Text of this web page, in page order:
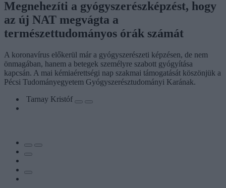
Megnehezíti a gyógyszerészképzést, hogy
az új NAT megvágta a
természettudományos órák számát
A koronavírus előkerül már a gyógyszerészeti képzésen, de nem
önmagában, hanem a betegek személyre szabott gyógyítása
kapcsán. A mai kémiaérettségi nap szakmai támogatását köszönjük a
Pécsi Tudományegyetem Gyógyszerésztudományi Karának.
Tarnay Kristóf